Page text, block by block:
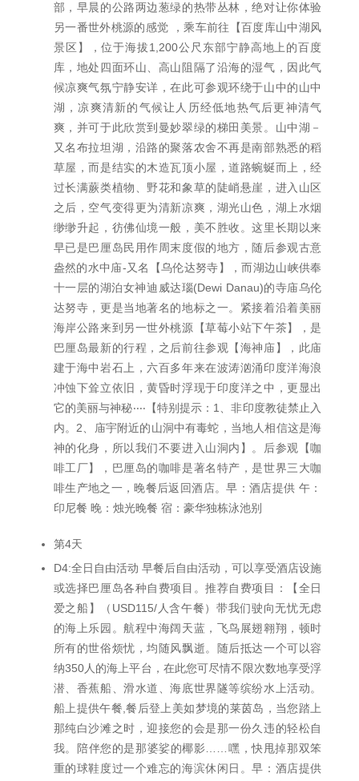
部，早晨的公路两边葱绿的热带丛林，绝对让你体验
另一番世外桃源的感觉 ，乘车前往【百度库山中湖风
景区】，位于海拔1,200公尺东部宁静高地上的百度
库，地处四面环山、高山阻隔了沿海的湿气，因此气
候凉爽气氛宁静安详，在此可参观环绕于山中的山中
湖，凉爽清新的气候让人历经低地热气后更神清气
爽，并可于此欣赏到曼妙翠绿的梯田美景。山中湖－
又名布拉坦湖，沿路的聚落农舍不再是南部熟悉的稻
草屋，而是结实的木造瓦顶小屋，道路蜿蜒而上，经
过长满蕨类植物、野花和象草的陡峭悬崖，进入山区
之后，空气变得更为清新凉爽，湖光山色，湖上水烟
缈缈升起，彷佛仙境一般，美不胜收。这里长期以来
早已是巴厘岛民用作周末度假的地方，随后参观古意
盎然的水中庙-又名【乌伦达努寺】，而湖边山峡供奉
十一层的湖泊女神迪威达瑙(Dewi Danau)的寺庙乌伦
达努寺，更是当地著名的地标之一。紧接着沿着美丽
海岸公路来到另一世外桃源【草莓小站下午茶】，是
巴厘岛最新的行程，之后前往参观【海神庙】，此庙
建于海中岩石上，六百多年来在波涛汹涌印度洋海浪
冲蚀下耸立依旧，黄昏时浮现于印度洋之中，更显出
它的美丽与神秘‧‧‧‧【特别提示：1、非印度教徒禁止入
内。2、庙宇附近的山洞中有毒蛇，当地人相信这是海
神的化身，所以我们不要进入山洞内】。后参观【咖
啡工厂】，巴厘岛的咖啡是著名特产，是世界三大咖
啡生产地之一，晚餐后返回酒店。早：酒店提供 午：
印尼餐 晚：烛光晚餐 宿：豪华独栋泳池别
第4天
D4:全日自由活动 早餐后自由活动，可以享受酒店设施
或选择巴厘岛各种自费项目。推荐自费项目：【全日
爱之船】（USD115/人含午餐）带我们驶向无忧无虑
的海上乐园。航程中海阔天蓝，飞鸟展翅翱翔，顿时
所有的世俗烦忧，均随风飘逝。随后抵达一个可以容
纳350人的海上平台，在此您可尽情不限次数地享受浮
潜、香蕉船、滑水道、海底世界隧等缤纷水上活动。
船上提供午餐,餐后登上美如梦境的莱茵岛，当您踏上
那纯白沙滩之时，迎接您的会是那一份久违的轻松自
我。陪伴您的是那婆娑的椰影……嘿，快甩掉那双笨
重的球鞋度过一个难忘的海滨休闲日。早：酒店提供